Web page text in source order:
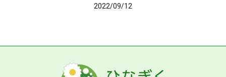
2022/09/12